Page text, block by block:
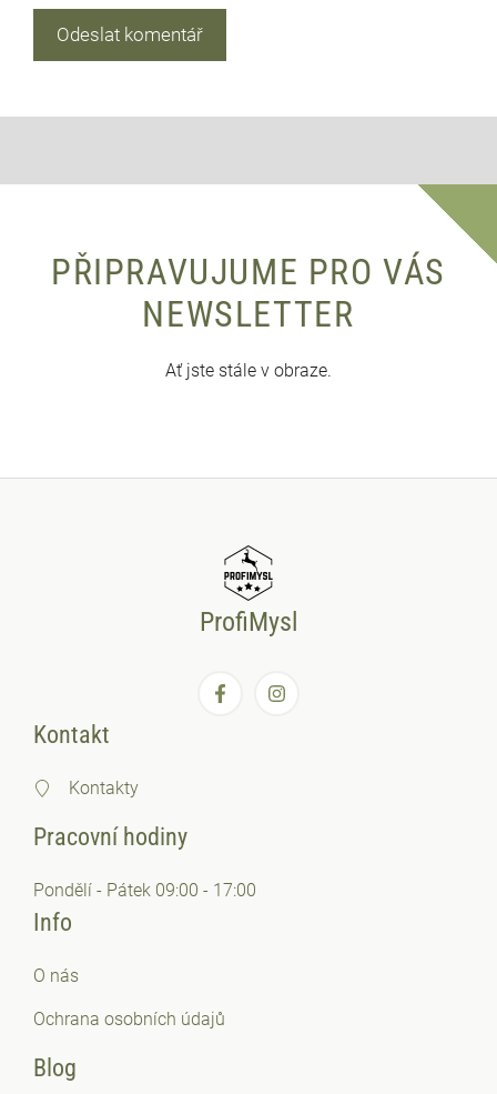
PŘIPRAVUJUME PRO VÁS
NEWSLETTER
Ať jste stále v obraze.
ProfiMysl
Kontakt
Kontakty
Pracovní hodiny
Pondělí - Pátek 09:00 - 17:00
Info
O nás
Ochrana osobních údajů
Blog